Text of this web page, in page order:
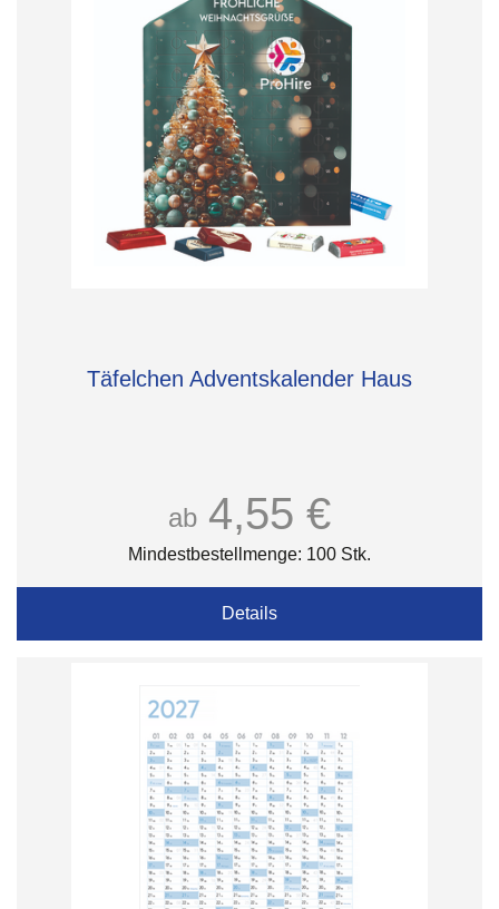
Täfelchen Adventskalender Haus
ab 4,55 €
Mindestbestellmenge: 100 Stk.
Details